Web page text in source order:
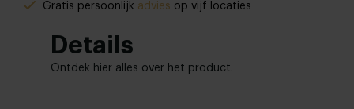
Gratis persoonlijk advies op vijf locaties
Details
Ontdek hier alles over het product.